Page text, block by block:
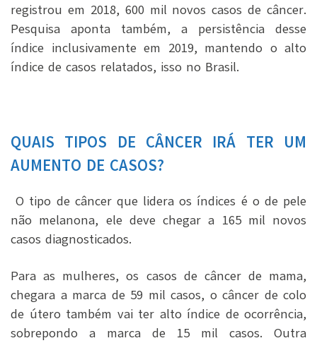
registrou em 2018, 600 mil novos casos de câncer.
Pesquisa aponta também, a persistência desse
índice inclusivamente em 2019, mantendo o alto
índice de casos relatados, isso no Brasil.
QUAIS TIPOS DE CÂNCER IRÁ TER UM
AUMENTO DE CASOS?
O tipo de câncer que lidera os índices é o de pele
não melanona, ele deve chegar a 165 mil novos
casos diagnosticados.
Para as mulheres, os casos de câncer de mama,
chegara a marca de 59 mil casos, o câncer de colo
de útero também vai ter alto índice de ocorrência,
sobrepondo a marca de 15 mil casos. Outra